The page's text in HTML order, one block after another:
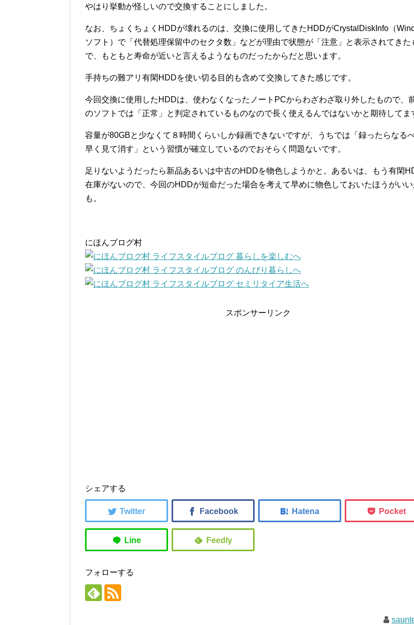
やはり挙動が怪しいので交換することにしました。
なお、ちょくちょくHDDが壊れるのは、交換に使用してきたHDDがCrystalDiskInfo（
ソフト）で「代替処理保留中のセクタ数」などが理由で状態が「注意」と表示されてきた
で、もともと寿命が近いと言えるようなものだったからだと思います。
手持ちの難アリ有閑HDDを使い切る目的も含めて交換してきた感じです。
今回交換に使用したHDDは、使わなくなったノートPCからわざわざ取り外したもので、
のソフトでは「正常」と判定されているものなので長く使えるんではないかと期待してま
容量が80GBと少なくて８時間くらいしか録画できないですが、うちでは「録ったらなるべ
早く見て消す」という習慣が確立しているのでおそらく問題ないです。
足りないようだったら新品あるいは中古のHDDを物色しようかと。あるいは、もう有閑
在庫がないので、今回のHDDが短命だった場合を考えて早めに物色しておいたほうがい
も。
にほんブログ村
スポンサーリンク
シェアする
フォローする